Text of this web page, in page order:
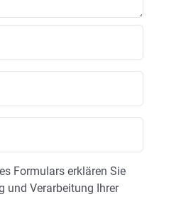
Formulars erklären Sie
und Verarbeitung Ihrer